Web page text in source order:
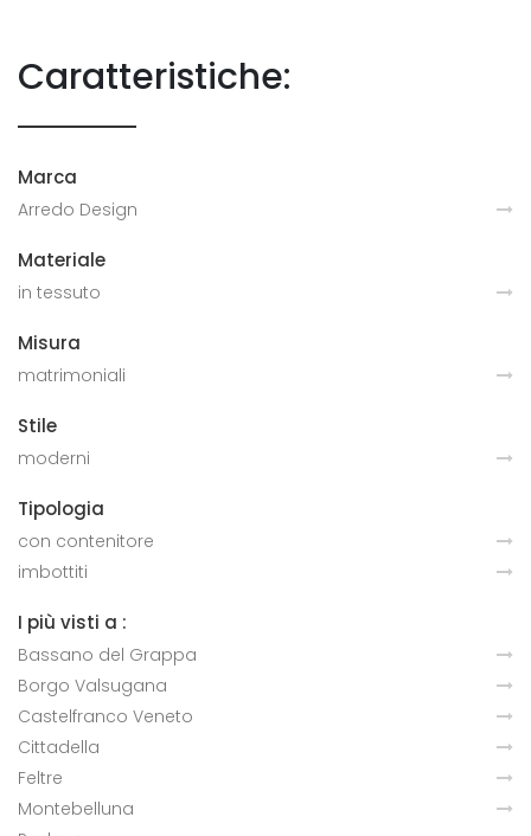
Caratteristiche:
Marca
Arredo Design
Materiale
in tessuto
Misura
matrimoniali
Stile
moderni
Tipologia
con contenitore
imbottiti
I più visti a :
Bassano del Grappa
Borgo Valsugana
Castelfranco Veneto
Cittadella
Feltre
Montebelluna